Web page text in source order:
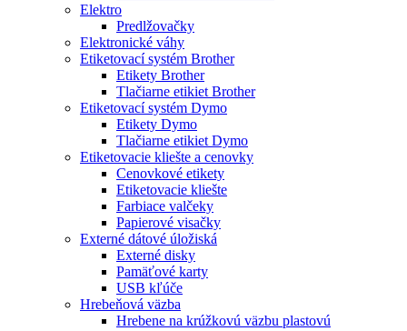
Elektro
Predlžovačky
Elektronické váhy
Etiketovací systém Brother
Etikety Brother
Tlačiarne etikiet Brother
Etiketovací systém Dymo
Etikety Dymo
Tlačiarne etikiet Dymo
Etiketovacie kliešte a cenovky
Cenovkové etikety
Etiketovacie kliešte
Farbiace valčeky
Papierové visačky
Externé dátové úložiská
Externé disky
Pamäťové karty
USB kľúče
Hrebeňová väzba
Hrebene na krúžkovú väzbu plastovú